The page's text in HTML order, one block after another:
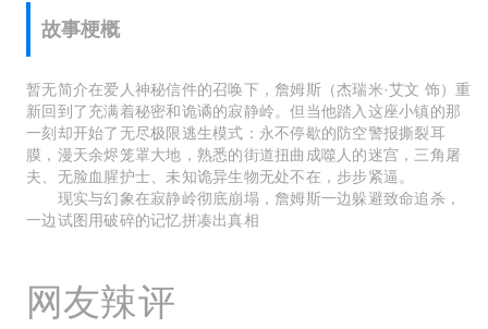
故事梗概
暂无简介在爱人神秘信件的召唤下，詹姆斯（杰瑞米·艾文 饰）重
新回到了充满着秘密和诡谲的寂静岭。但当他踏入这座小镇的那
一刻却开始了无尽极限逃生模式：永不停歇的防空警报撕裂耳
膜，漫天余烬笼罩大地，熟悉的街道扭曲成噬人的迷宫，三角屠
夫、无脸血腥护士、未知诡异生物无处不在，步步紧逼。
现实与幻象在寂静岭彻底崩塌，詹姆斯一边躲避致命追杀，
一边试图用破碎的记忆拼凑出真相
网友辣评